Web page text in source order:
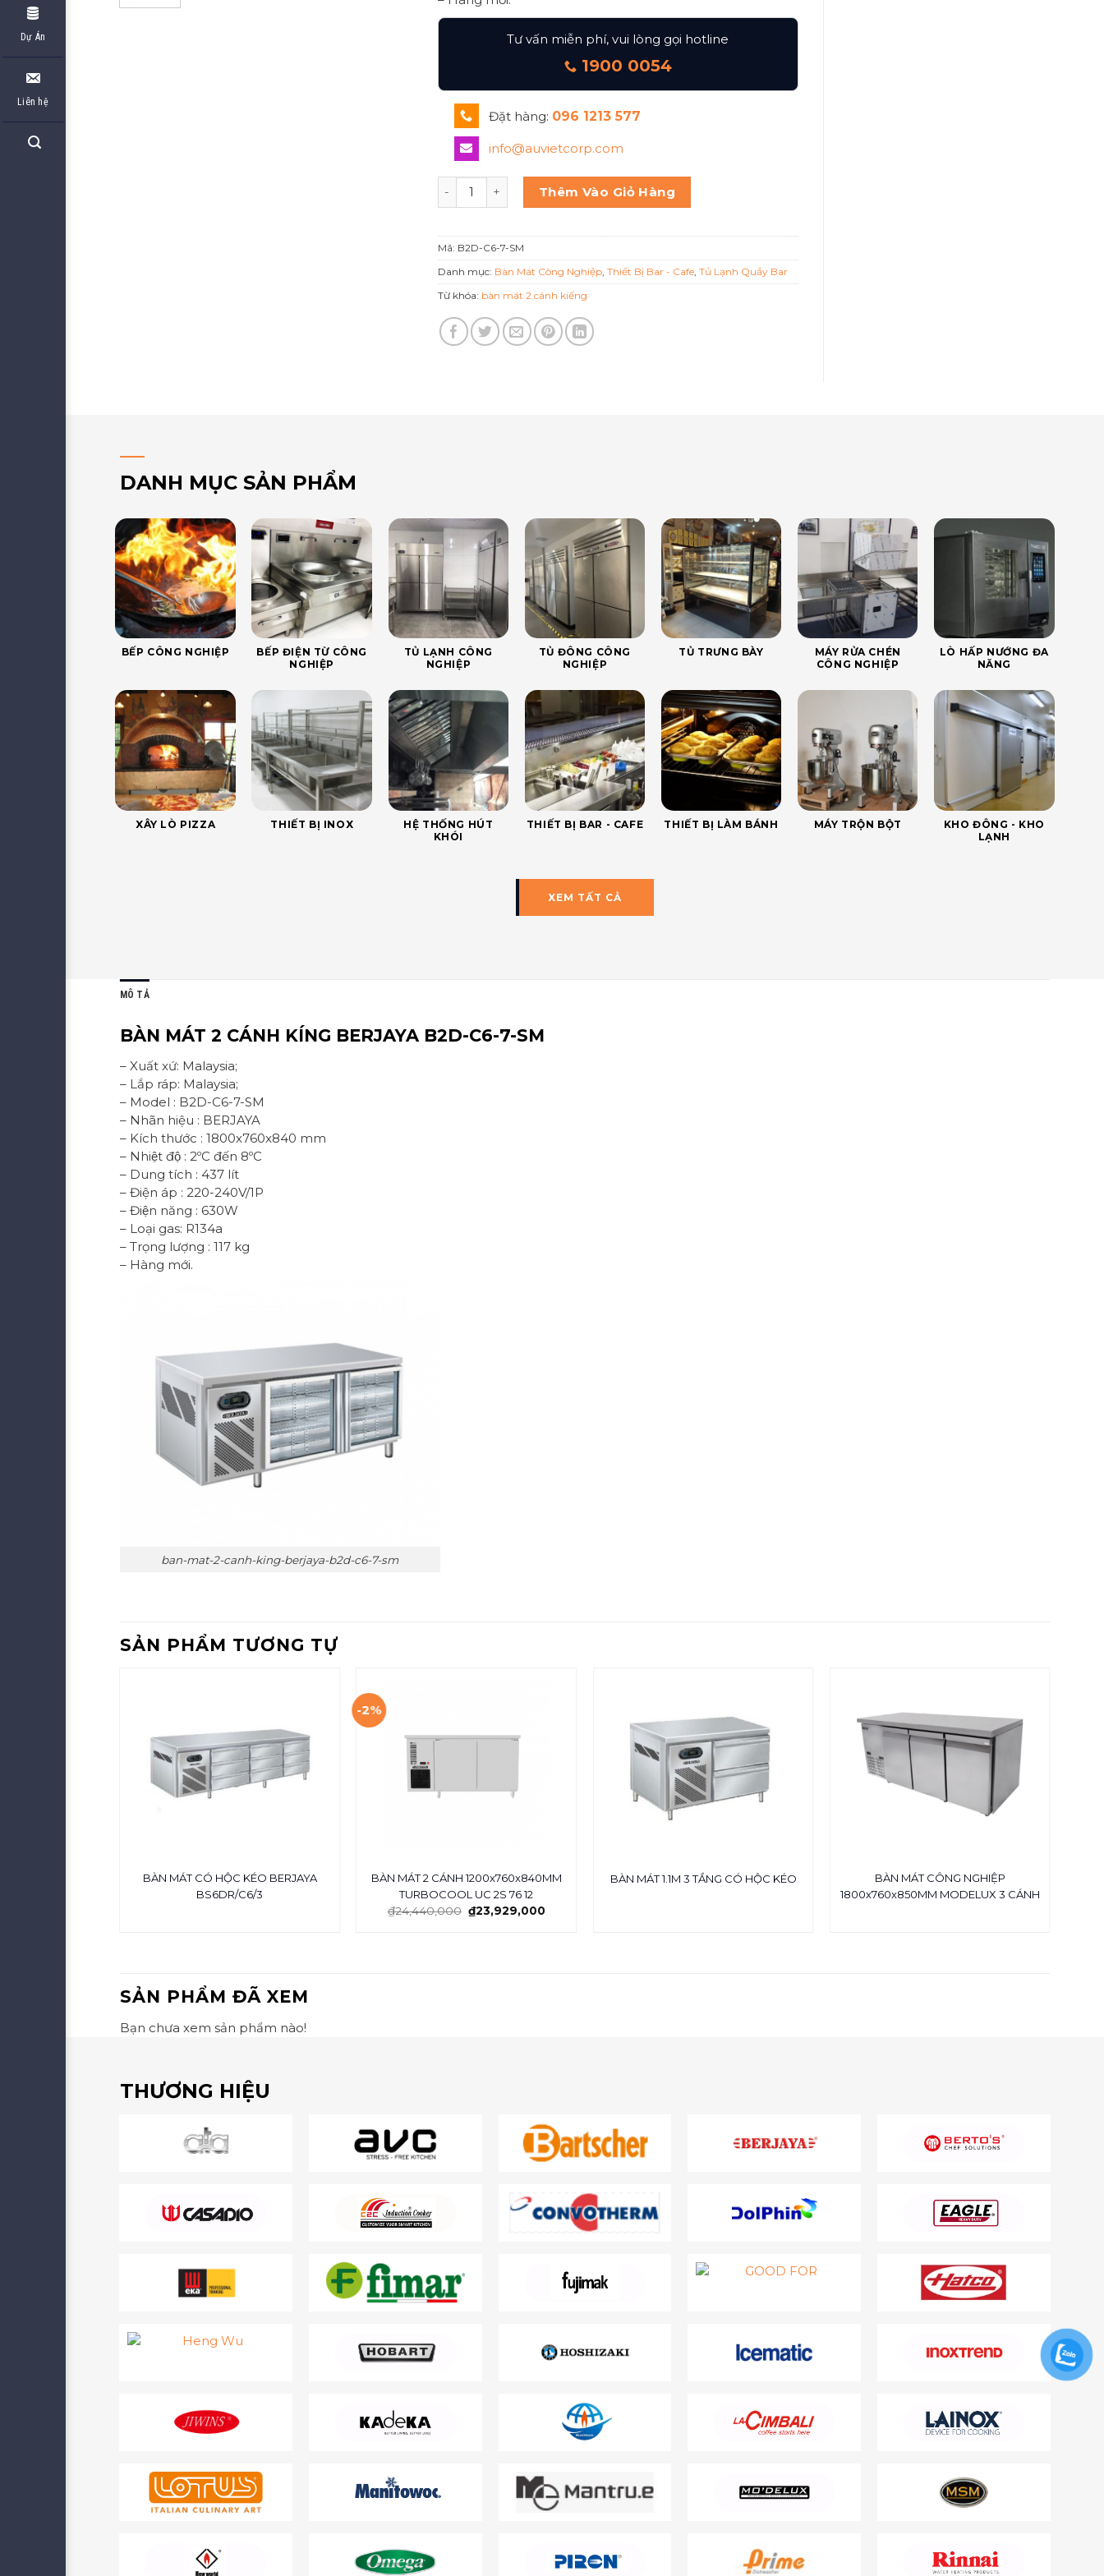
Dự Án
Liên hệ
Tư vấn miễn phí, vui lòng gọi hotline
1900 0054
Đặt hàng: 096 1213 577
info@auvietcorp.com
Bàn mát 2 cánh kính Berjaya B2d-c6-7-sm số lượng
Thêm Vào Giỏ Hàng
Mã: B2D-C6-7-SM
Danh mục: Bàn Mát Công Nghiệp,Thiết Bị Bar - Cafe,Tủ Lạnh Quầy Bar
Từ khóa: bàn mát 2 cánh kiếng
DANH MỤC SẢN PHẨM
BẾP CÔNG NGHIỆP
BẾP ĐIỆN TỪ CÔNG
NGHIỆP
TỦ LẠNH CÔNG
NGHIỆP
TỦ ĐÔNG CÔNG
NGHIỆP
TỦ TRƯNG BÀY
MÁY RỬA CHÉN
CÔNG NGHIỆP
LÒ HẤP NƯỚNG ĐA
NĂNG
XÂY LÒ PIZZA THIẾT BỊ INOX
HỆ THỐNG HÚT
KHÓI
THIẾT BỊ BAR - CAFE THIẾT BỊ LÀM BÁNH MÁY TRỘN BỘT
KHO ĐÔNG - KHO
LẠNH
XEM TẤT CẢ
MÔ TẢ
BÀN MÁT 2 CÁNH KÍNG BERJAYA B2D-C6-7-SM
– Xuất xứ: Malaysia;
– Lắp ráp: Malaysia;
– Model : B2D-C6-7-SM
– Nhãn hiệu : BERJAYA
– Kích thước : 1800x760x840 mm
– Nhiệt độ : 2ºC đến 8ºC
– Dung tích : 437 lít
– Điện áp : 220-240V/1P
– Điện năng : 630W
– Loại gas: R134a
– Trọng lượng : 117 kg
– Hàng mới.
ban-mat-2-canh-king-berjaya-b2d-c6-7-sm
SẢN PHẨM TƯƠNG TỰ
BÀN MÁT CÓ HỘC KÉO BERJAYA
BS6DR/C6/3
-2%
BÀN MÁT 2 CÁNH 1200x760x840MM
TURBOCOOL UC 2S 76 12
₫24,440,000 ₫23,929,000
BÀN MÁT 1.1M 3 TẦNG CÓ HỘC KÉO
BÀN MÁT CÔNG NGHIỆP
1800x760x850MM MODELUX 3 CÁNH
SẢN PHẨM ĐÃ XEM
Bạn chưa xem sản phẩm nào!
THƯƠNG HIỆU